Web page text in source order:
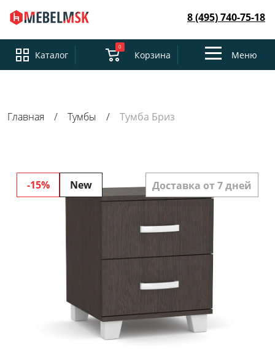
8 (495) 740-75-18
Каталог
0
Корзина
ToggleМеню
Главная Тумбы Тумба Бриз
-15% New Доставка от 7 дней